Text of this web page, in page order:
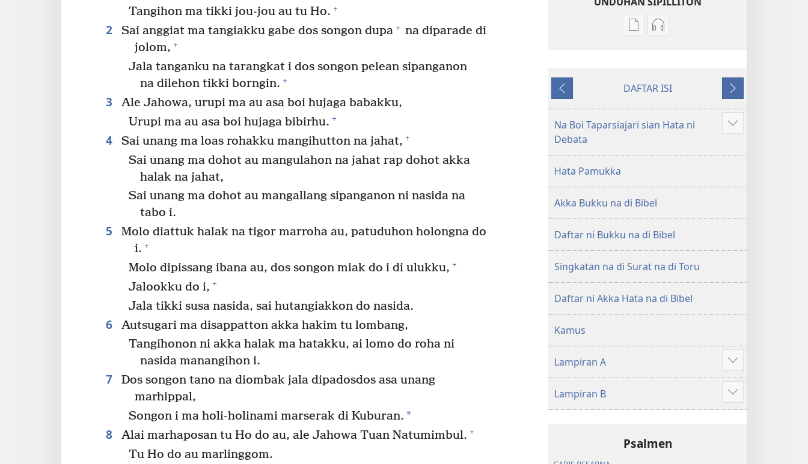
Tangihon ma tikki jou-jou au tu Ho. +
2 Sai anggiat ma tangiakku gabe dos songon dupa + na diparade di
jolom, +
Jala tanganku na tarangkat i dos songon pelean sipanganon
na dilehon tikki borngin. +
3
Ale Jahowa, urupi ma au asa boi hujaga babakku,
Urupi ma au asa boi hujaga bibirhu. +
4 Sai unang ma loas rohakku mangihutton na jahat, +
Sai unang ma dohot au mangulahon na jahat rap dohot akka
halak na jahat,
Sai unang ma dohot au mangallang sipanganon ni nasida na
tabo i.
5
Molo diattuk halak na tigor marroha au, patuduhon holongna do
i. +
Molo dipissang ibana au, dos songon miak do i di ulukku, +
Jalookku do i, +
Jala tikki susa nasida, sai hutangiakkon do nasida.
6
Autsugari ma disappatton akka hakim tu lombang,
Tangihonon ni akka halak ma hatakku, ai lomo do roha ni
nasida manangihon i.
7
Dos songon tano na diombak jala dipadosdos asa unang
marhippal,
Songon i ma holi-holinami marserak di Kuburan. *
8 Alai marhaposan tu Ho do au, ale Jahowa Tuan Natumimbul. +
Tu Ho do au marlinggom.
Sipilliton
Hata
Debata
tu
Naeng
Mangolu
di
Tano
na
Imbaru
Sipiliton
Hata
Debata
tu
Naeng
di
Tano
na
Imbaru
Andorang
so
DAFTAR ISI
Na
Mangihut
Na Boi Taparsiajari sian Hata ni
Debata
Patudu
umgodang
Hata Pamukka
Akka Bukku na di Bibel
Daftar ni Bukku na di Bibel
Singkatan na di Surat na di Toru
Daftar ni Akka Hata na di Bibel
Kamus
Lampiran A
Patudu
na
umgodang
Lampiran B
Patudu
na
Psalmen